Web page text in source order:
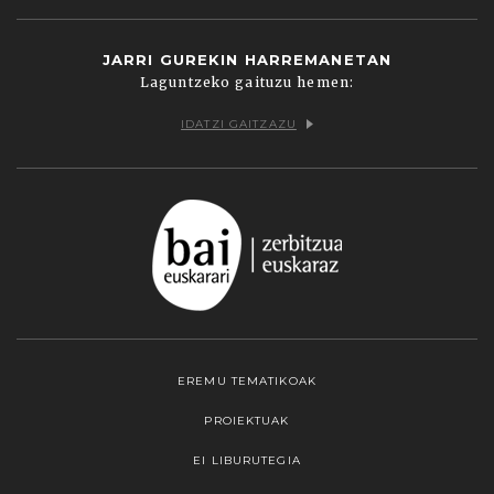
JARRI GUREKIN HARREMANETAN
Laguntzeko gaituzu hemen:
IDATZI GAITZAZU
EREMU TEMATIKOAK
PROIEKTUAK
EI LIBURUTEGIA